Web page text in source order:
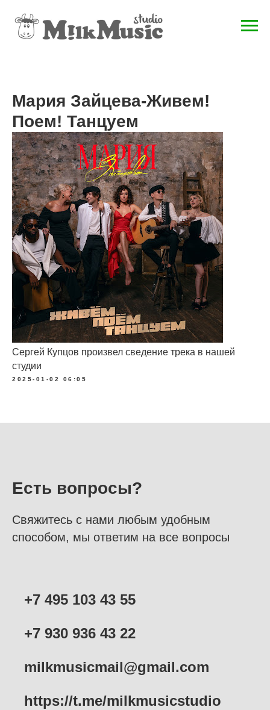
Мария Зайцева-Живем!
Поем! Танцуем
Сергей Купцов произвел сведение трека в нашей
студии
2025-01-02 06:05
Есть вопросы?
Свяжитесь с нами любым удобным
способом, мы ответим на все вопросы
+7 495 103 43 55
+7 930 936 43 22
milkmusicmail@gmail.com
https://t.me/milkmusicstudio